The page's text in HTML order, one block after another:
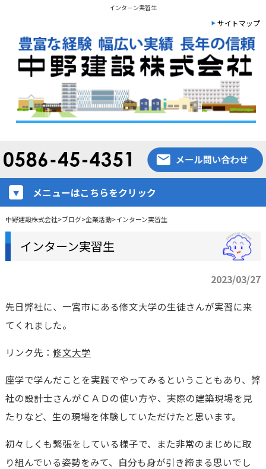
インターン実習生
サイトマップ
メニューはこちらをクリック
中野建設株式会社>ブログ>企業活動>インターン実習生
インターン実習生
2023/03/27
先日弊社に、一宮市にある修文大学の生徒さんが実習に来
てくれました。
リンク先： 修文大学
座学で学んだことを実践でやってみるということもあり、弊
社の設計士さんがＣＡＤの使い方や、実際の建築現場を見
たりなど、生の現場を体験していただけたと思います。
初々しくも緊張をしている様子で、また非常のまじめに取
り組んでいる姿勢をみて、自分も身が引き締まる思いでし